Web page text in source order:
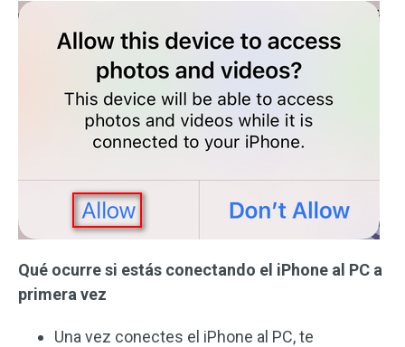
Qué ocurre si estás conectando el iPhone al PC a
primera vez
Una vez conectes el iPhone al PC, te